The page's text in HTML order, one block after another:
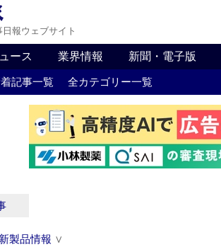
報ウェブサイト
ース 業界情報 新聞・電子版
記事一覧 全カテゴリー一覧
製品情報 ∨